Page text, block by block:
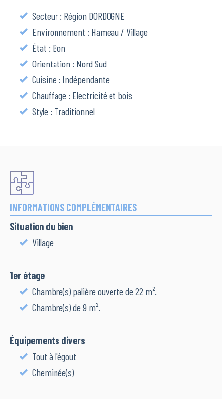
Secteur : Région DORDOGNE
Environnement : Hameau / Village
État : Bon
Orientation : Nord Sud
Cuisine : Indépendante
Chauffage : Electricité et bois
Style : Traditionnel
INFORMATIONS COMPLÉMENTAIRES
Situation du bien
Village
1er étage
Chambre(s) palière ouverte de 22 m².
Chambre(s) de 9 m².
Équipements divers
Tout à l'égout
Cheminée(s)